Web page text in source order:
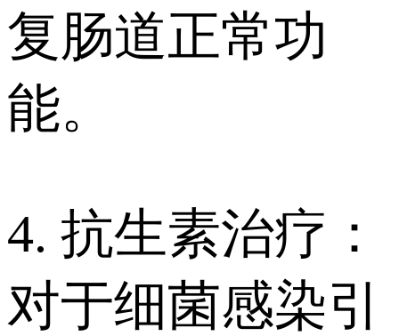
复肠道正常功
能。
4. 抗生素治疗：
对于细菌感染引